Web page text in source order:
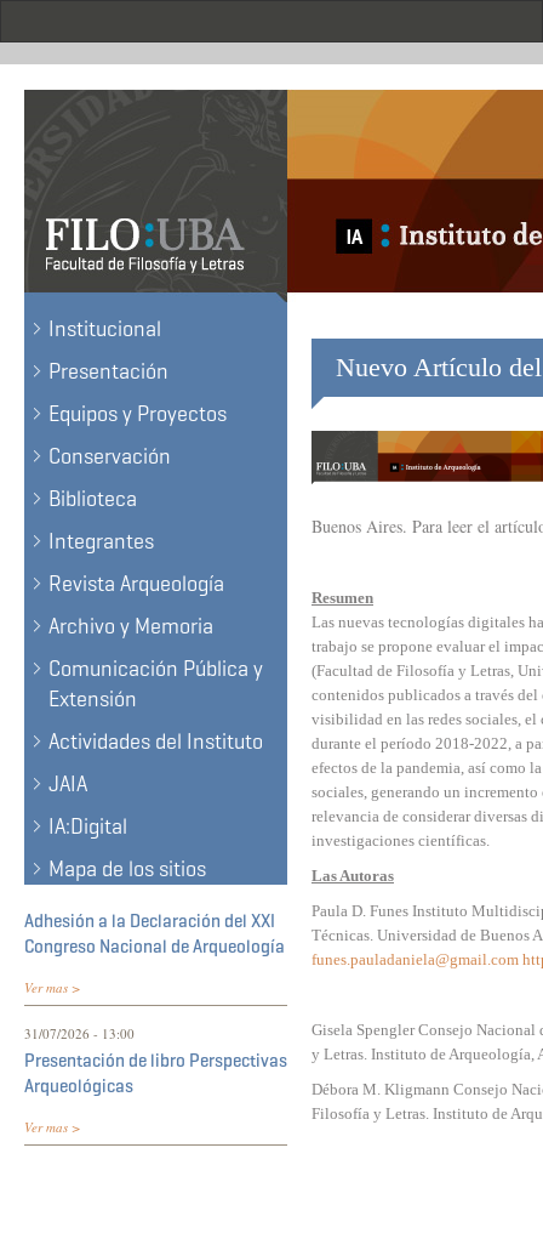
Institucional
Presentación
Equipos y Proyectos
Conservación
Biblioteca
Integrantes
Revista Arqueología
Archivo y Memoria
Comunicación Pública y
Extensión
Actividades del Instituto
JAIA
IA:Digital
Mapa de los sitios
Adhesión a la Declaración del XXI
Congreso Nacional de Arqueología
Ver mas >
31/07/2026 - 13:00
Presentación de libro Perspectivas
Arqueológicas
Ver mas >
Nuevo Artículo
Buenos Aires. Para leer el
Resumen
Las nuevas tecnologías digitales
trabajo se propone evaluar el
(Facultad de Filosofía y Letras,
contenidos publicados a través
visibilidad en las redes sociales,
durante el período 2018-2022, a
efectos de la pandemia, así como
sociales, generando un
relevancia de considerar diversas
investigaciones científicas.
Las Autoras
Paula D. Funes Instituto
Técnicas. Universidad de
funes.pauladaniela@gmail.com
Gisela Spengler Consejo
y Letras. Instituto de Arqueología,
Débora M. Kligmann Consejo
Filosofía y Letras. Instituto de